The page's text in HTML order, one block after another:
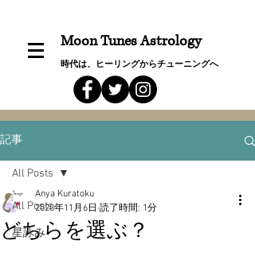
Moon Tunes Astrology
時代は、ヒーリングからチューニングへ
記事
All Posts
星詠み
All Posts
どちらを選ぶ？
Anya Kuratoku
2020年11月6日 読了時間: 1分